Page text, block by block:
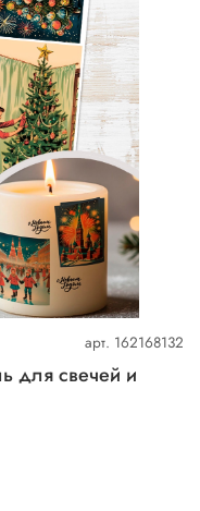
арт. 162168132
для свечей и